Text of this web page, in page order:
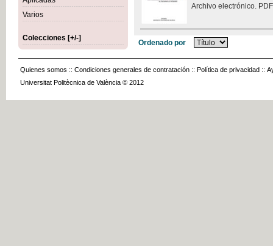
Varios
Colecciones [+/-]
Archivo electrónico.
Ordenado por
Quienes somos :: Condiciones generales de contratación :: Política de privacidad ::
Universitat Politècnica de València © 2012